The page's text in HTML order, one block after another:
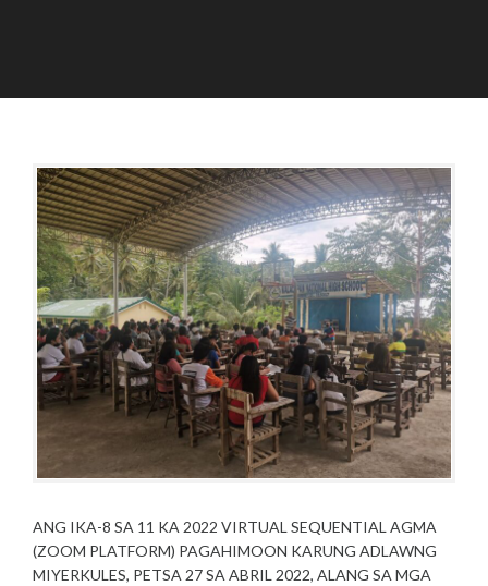
/
T
S
2
5
,
2
0
2
2
ANG IKA-8 SA 11 KA 2022 VIRTUAL SEQUENTIAL AGMA
(ZOOM PLATFORM) PAGAHIMOON KARUNG ADLAWNG
MIYERKULES, PETSA 27 SA ABRIL 2022, ALANG SA MGA